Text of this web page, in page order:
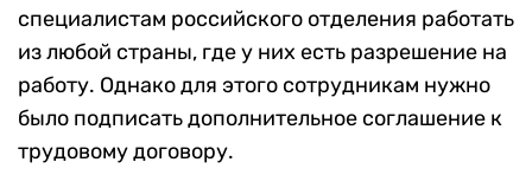
специалистам российского отделения работать
из любой страны, где у них есть разрешение на
работу. Однако для этого сотрудникам нужно
было подписать дополнительное соглашение к
трудовому договору.